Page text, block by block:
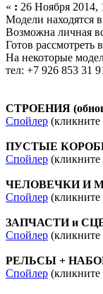
« : 26 Ноября 2014,
Модели находятся
Возможна личная
Готов
На некоторые
тел: +7 926 853 31
СТРОЕНИЯ
Спойлер (кликните
ПУСТЫЕ
Спойлер (кликните
ЧЕЛОВЕЧКИ И
Спойлер (кликните
ЗАПЧАСТИ и
Спойлер (кликните
РЕЛЬСЫ +
Спойлер (кликните